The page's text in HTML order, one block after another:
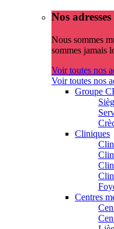
Nos adresses
Nous sommes
sommes jamais
Voir toutes nos
Voir toutes nos
Groupe
Cliniques
Centres